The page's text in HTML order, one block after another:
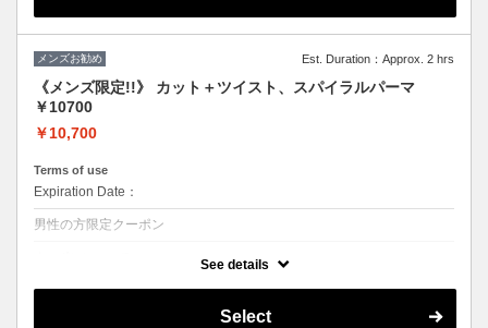
メンズお勧め Est. Duration：Approx. 2 hrs
《メンズ限定!!》 カット＋ツイスト、スパイラルパーマ
￥10700
￥10,700
Terms of use
Expiration Date：
男性の方限定クーポン
★ボリュームがほしい、スタイリングも楽にしたい方におススメ♪
See details
Select